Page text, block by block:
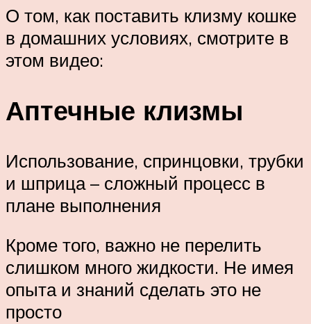
О том, как поставить клизму кошке
в домашних условиях, смотрите в
этом видео:
Аптечные клизмы
Использование, спринцовки, трубки
и шприца – сложный процесс в
плане выполнения
Кроме того, важно не перелить
слишком много жидкости. Не имея
опыта и знаний сделать это не
просто